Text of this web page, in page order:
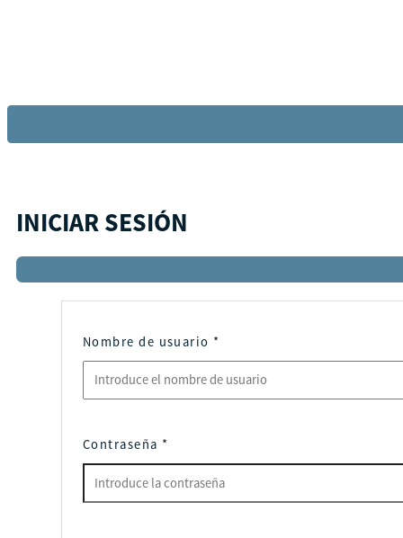
INICIAR SESIÓN
Nombre de usuario *
Contraseña *